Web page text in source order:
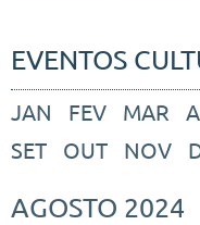
EVENTOS
JAN FEV MAR
SET OUT NOV
AGOSTO 2024